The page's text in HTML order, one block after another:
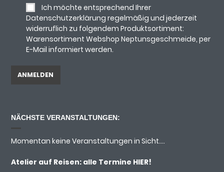
Ich möchte entsprechend Ihrer
Datenschutzerklärung regelmäßig und jederzeit
widerruflich zu folgendem Produktsortiment:
Warensortiment Webshop Neptunsgeschmeide, per
E-Mail informiert werden.
NÄCHSTE VERANSTALTUNGEN:
Momentan keine Veranstaltungen in Sicht....
Atelier auf Reisen: alle Termine HIER!